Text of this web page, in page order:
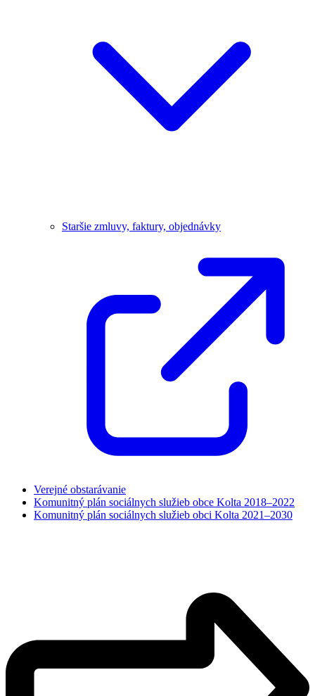
Staršie zmluvy, faktury, objednávky
Verejné obstarávanie
Komunitný plán sociálnych služieb obce Kolta 2018–2022
Komunitný plán sociálnych služieb obci Kolta 2021–2030